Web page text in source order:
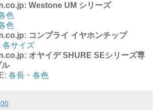
Westone UM シリーズ
色
色
コンプライ イヤホンチップ
各サイズ
オヤイデ SHURE SEシリーズ専
ル
各長・各色